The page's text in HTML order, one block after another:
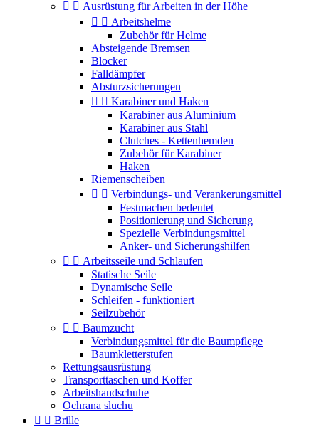
  Ausrüstung für Arbeiten in der Höhe
  Arbeitshelme
Zubehör für Helme
Absteigende Bremsen
Blocker
Falldämpfer
Absturzsicherungen
  Karabiner und Haken
Karabiner aus Aluminium
Karabiner aus Stahl
Clutches - Kettenhemden
Zubehör für Karabiner
Haken
Riemenscheiben
  Verbindungs- und Verankerungsmittel
Festmachen bedeutet
Positionierung und Sicherung
Spezielle Verbindungsmittel
Anker- und Sicherungshilfen
  Arbeitsseile und Schlaufen
Statische Seile
Dynamische Seile
Schleifen - funktioniert
Seilzubehör
  Baumzucht
Verbindungsmittel für die Baumpflege
Baumkletterstufen
Rettungsausrüstung
Transporttaschen und Koffer
Arbeitshandschuhe
Ochrana sluchu
  Brille